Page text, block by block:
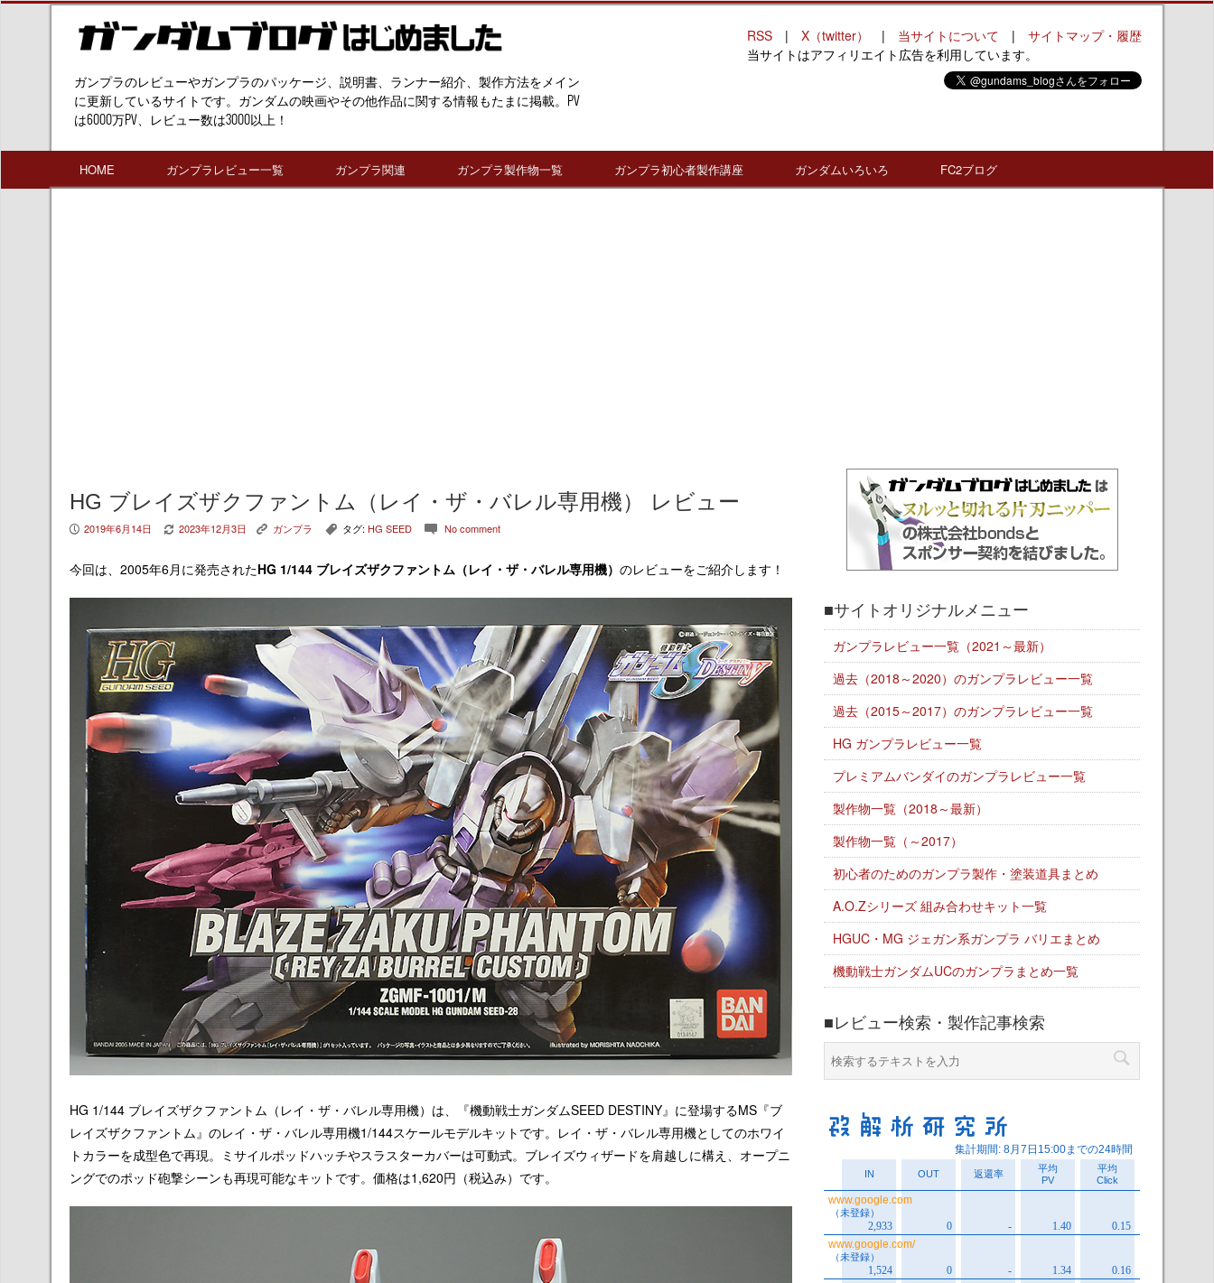
ガンプラのレビューやガンプラのパッケージ、説明書、ランナー紹介、製作方法をメイン
に更新しているサイトです。ガンダムの映画やその他作品に関する情報もたまに掲載。PV
は6000万PV、レビュー数は3000以上！
RSS | X（twitter） | 当サイトについて | サイトマップ・履歴
当サイトはアフィリエイト広告を利用しています。
HOME ガンプラレビュー一覧 ガンプラ関連 ガンプラ製作物一覧 ガンプラ初心者製作講座 ガンダムいろいろ FC2ブログ
HG ブレイズザクファントム（レイ・ザ・バレル専用機） レビュー
P 2019年6月14日 V 2023年12月3日 K ガンプラ , タグ: HG SEED c No comment
今回は、2005年6月に発売されたHG 1/144 ブレイズザクファントム（レイ・ザ・バレル専用機） のレビューをご紹介します！
HG 1/144 ブレイズザクファントム（レイ・ザ・バレル専用機）は、『機動戦士ガンダムSEED DESTINY』に登場するMS『ブ
レイズザクファントム』のレイ・ザ・バレル専用機1/144スケールモデルキットです。レイ・ザ・バレル専用機としてのホワイ
トカラーを成型色で再現。ミサイルポッドハッチやスラスターカバーは可動式。ブレイズウィザードを肩越しに構え、オープニ
ングでのポッド砲撃シーンも再現可能なキットです。価格は1,620円（税込み）です。
■サイトオリジナルメニュー
ガンプラレビュー一覧（2021～最新）
過去（2018～2020）のガンプラレビュー一覧
過去（2015～2017）のガンプラレビュー一覧
HG ガンプラレビュー一覧
プレミアムバンダイのガンプラレビュー一覧
製作物一覧（2018～最新）
製作物一覧（～2017）
初心者のためのガンプラ製作・塗装道具まとめ
A.O.Zシリーズ 組み合わせキット一覧
HGUC・MG ジェガン系ガンプラ バリエまとめ
機動戦士ガンダムUCのガンプラまとめ一覧
■レビュー検索・製作記事検索